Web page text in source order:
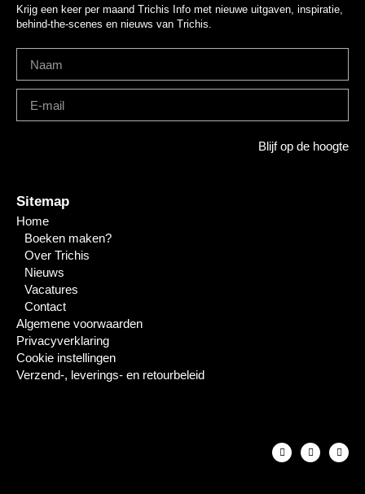
Krijg een keer per maand Trichis Info met nieuwe uitgaven, inspiratie,
behind-the-scenes en nieuws van Trichis.
Blijf op de hoogte
Sitemap
Home
Boeken maken?
Over Trichis
Nieuws
Vacatures
Contact
Algemene voorwaarden
Privacyverklaring
Cookie instellingen
Verzend-, leverings- en retourbeleid